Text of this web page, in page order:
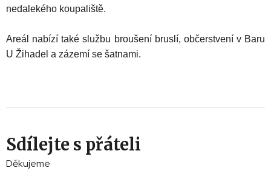
nedalekého koupaliště.
Areál nabízí také službu broušení bruslí, občerstvení v Baru
U Žihadel a zázemí se šatnami.
Sdílejte s přáteli
Děkujeme